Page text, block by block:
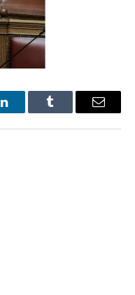
LinkedInTumblr Email